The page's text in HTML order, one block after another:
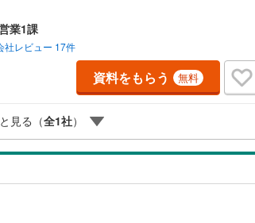
to Door機能」で、通勤・通学時間もスムーズに検
田東京では、物件のご紹介にとどまらず、独自の会
CLUB」や「未来カレンダー」を活用したライフプ
居後もお客様の安心と豊かな暮らしに寄り添い続け
ております。 住宅ローンのご相談 FPによるライフプ
電話よりお問い合わせの際は「Yahoo！不動産を見
資料をもらう】【室内・現地を見学する】ボタンより
力でお手伝いさせていただきます。お会いできる日
。
業1課
社レビュー 17件
資料をもらう 無料
見る（全1社）